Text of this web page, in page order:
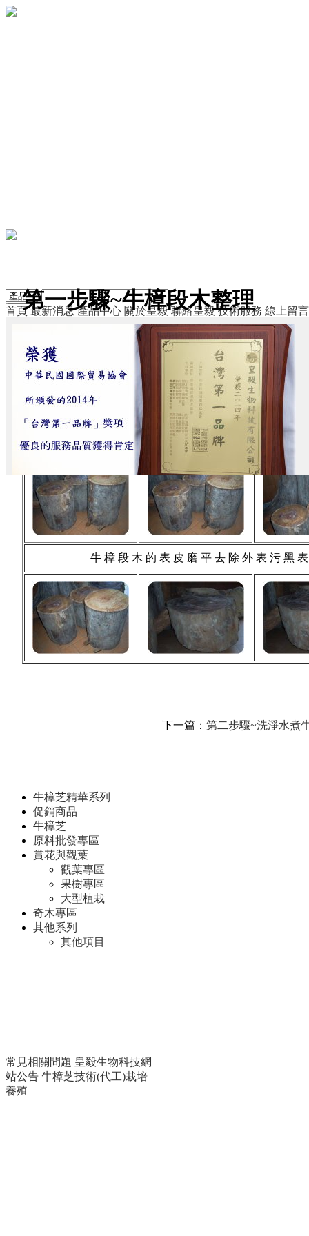
首頁 最新消息 產品中心 關於皇毅 聯絡皇毅 技術服務 線上留言
第一步驟~牛樟段木整理
來源：本站 發表人：管理員 點閱：3423
牛 樟 段 木 的 表 皮 磨 平 去 除 外 表 污 黑
下一篇： 第二步驟~洗淨水煮
牛樟芝精華系列
促銷商品
牛樟芝
原料批發專區
賞花與觀葉
觀葉專區
果樹專區
大型植栽
奇木專區
其他系列
其他項目
常見相關問題 皇毅生物科技網
站公告 牛樟芝技術(代工)栽培
養殖